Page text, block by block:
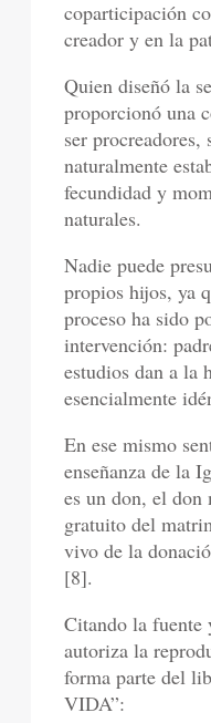
coparticipación
creador y en la
Quien diseñó la
proporcionó una
ser procreadores,
naturalmente
fecundidad y
naturales.
Nadie puede
propios hijos, ya
proceso ha sido
intervención:
estudios dan a la
esencialmente
En ese mismo
enseñanza de la
es un don, el don
gratuito del
vivo de la
[8].
Citando la fuente
autoriza la
forma parte del
VIDA”: